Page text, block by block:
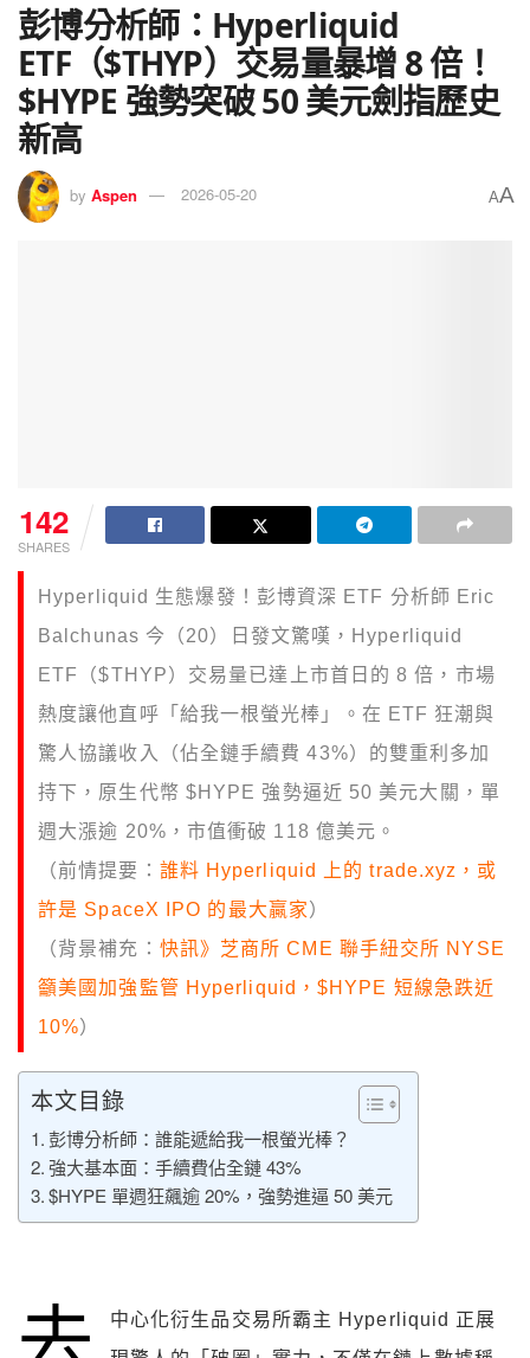
彭博分析師：Hyperliquid
ETF（$THYP）交易量暴增 8 倍！
$HYPE 強勢突破 50 美元劍指歷史
新高
by Aspen 2026-05-20 AA
142
SHARES
Hyperliquid 生態爆發！彭博資深 ETF 分析師 Eric
Balchunas 今（20）日發文驚嘆，Hyperliquid
ETF（$THYP）交易量已達上市首日的 8 倍，市場
熱度讓他直呼「給我一根螢光棒」。在 ETF 狂潮與
驚人協議收入（佔全鏈手續費 43%）的雙重利多加
持下，原生代幣 $HYPE 強勢逼近 50 美元大關，單
週大漲逾 20%，市值衝破 118 億美元。
（前情提要： 誰料 Hyperliquid 上的 trade.xyz，或
許是 SpaceX IPO 的最大贏家）
（背景補充： 快訊》芝商所 CME 聯手紐交所 NYSE
籲美國加強監管 Hyperliquid，$HYPE 短線急跌近
10%）
本文目錄
彭博分析師：誰能遞給我一根螢光棒？
強大基本面：手續費佔全鏈 43%
$HYPE 單週狂飆逾 20%，強勢進逼 50 美元
去
中心化衍生品交易所霸主 Hyperliquid 正展